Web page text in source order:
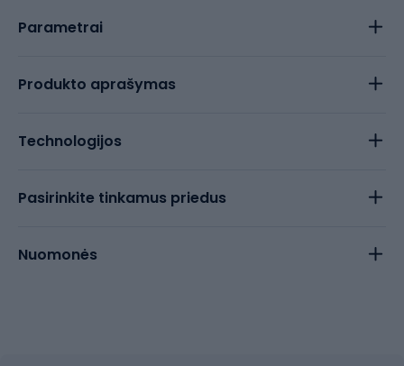
Parametrai
Produkto aprašymas
Technologijos
Pasirinkite tinkamus priedus
Nuomonės